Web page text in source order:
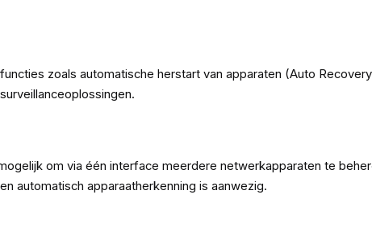
zoals automatische herstart van apparaten (Auto
om via één interface meerdere netwerkapparaten te
automatisch apparaatherkenning is aanwezig.